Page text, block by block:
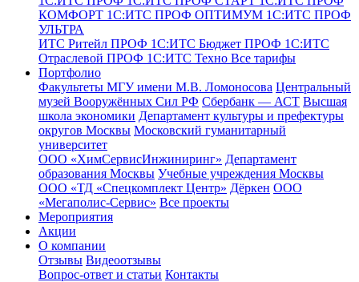
КОМФОРТ 1С:ИТС ПРОФ ОПТИМУМ 1С:ИТС ПРОФ
УЛЬТРА
ИТС Ритейл ПРОФ 1С:ИТС Бюджет ПРОФ 1С:ИТС
Отраслевой ПРОФ 1С:ИТС Техно Все тарифы
Портфолио
Факультеты МГУ имени М.В. Ломоносова Центральный
музей Вооружённых Сил РФ Сбербанк — АСТ Высшая
школа экономики Департамент культуры и префектуры
округов Москвы Московский гуманитарный
университет
ООО «ХимСервисИнжиниринг» Департамент
образования Москвы Учебные учреждения Москвы
ООО «ТД «Спецкомплект Центр» Дёркен ООО
«Мегаполис-Сервис» Все проекты
Мероприятия
Акции
О компании
Отзывы Видеоотзывы
Вопрос-ответ и статьи Контакты